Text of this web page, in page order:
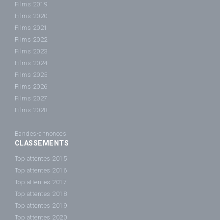
Films 2019
Films 2020
Films 2021
Films 2022
Films 2023
Films 2024
Films 2025
Films 2026
Films 2027
Films 2028
Bandes-annonces
CLASSEMENTS
Top attentes 2015
Top attentes 2016
Top attentes 2017
Top attentes 2018
Top attentes 2019
Top attentes 2020